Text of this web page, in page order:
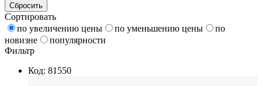
Сбросить
Сортировать
по увеличению цены
по уменьшению цены
по
новизне
популярности
Фильтр
Код: 81550